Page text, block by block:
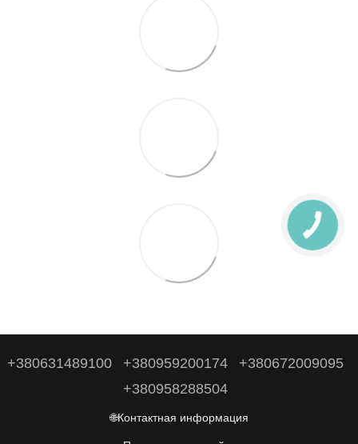
+380631489100 +380959200174
+380672009095
+380958288504
🌐Контактная информация